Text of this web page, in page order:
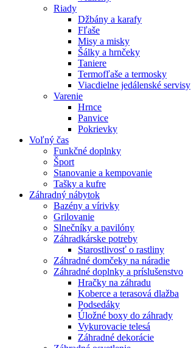
Riady
Džbány a karafy
Fľaše
Misy a misky
Šálky a hrnčeky
Taniere
Termofľaše a termosky
Viacdielne jedálenské servisy
Varenie
Hrnce
Panvice
Pokrievky
Voľný čas
Funkčné doplnky
Šport
Stanovanie a kempovanie
Tašky a kufre
Záhradný nábytok
Bazény a vírivky
Grilovanie
Slnečníky a pavilóny
Záhradkárske potreby
Starostlivosť o rastliny
Záhradné domčeky na náradie
Záhradné doplnky a príslušenstvo
Hračky na záhradu
Koberce a terasová dlažba
Podsedáky
Úložné boxy do záhrady
Vykurovacie telesá
Záhradné dekorácie